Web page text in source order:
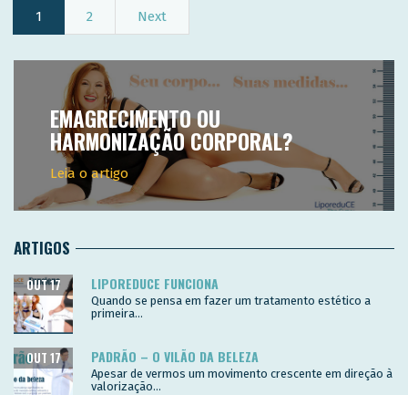
1 2 Next
EMAGRECIMENTO OU
HARMONIZAÇÃO CORPORAL?
Leia o artigo
ARTIGOS
LIPOREDUCE FUNCIONA
OUT 17
Quando se pensa em fazer um tratamento estético a
primeira...
PADRÃO – O VILÃO DA BELEZA
OUT 17
Apesar de vermos um movimento crescente em direção à
valorização...